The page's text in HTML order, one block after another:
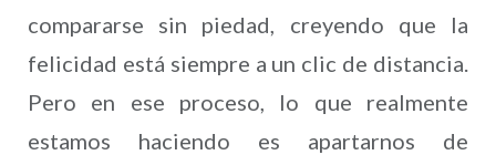
compararse sin piedad, creyendo que la
felicidad está siempre a un clic de distancia.
Pero en ese proceso, lo que realmente
estamos haciendo es apartarnos de